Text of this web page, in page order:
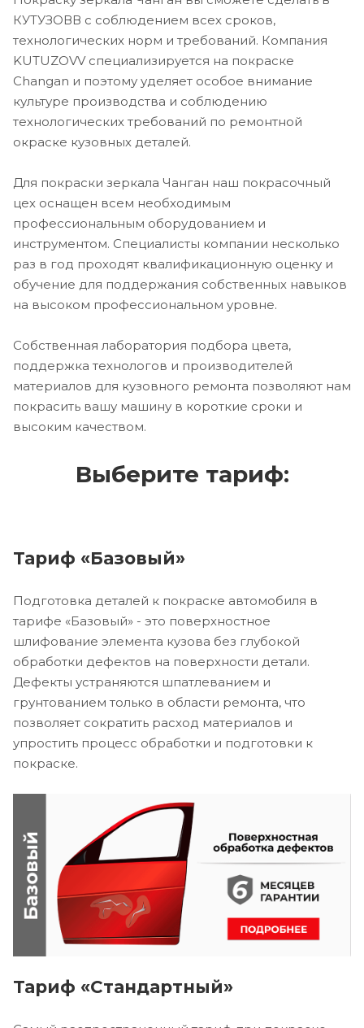
КУТУЗОВВ с соблюдением всех сроков,
технологических норм и требований. Компания
KUTUZOVV специализируется на покраске
Changan и поэтому уделяет особое внимание
культуре производства и соблюдению
технологических требований по ремонтной
окраске кузовных деталей.
Для покраски зеркала Чанган наш покрасочный
цех оснащен всем необходимым
профессиональным оборудованием и
инструментом. Специалисты компании несколько
раз в год проходят квалификационную оценку и
обучение для поддержания собственных навыков
на высоком профессиональном уровне.
Собственная лаборатория подбора цвета,
поддержка технологов и производителей
материалов для кузовного ремонта позволяют нам
покрасить вашу машину в короткие сроки и
высоким качеством.
Выберите тариф:
Тариф «Базовый»
Подготовка деталей к покраске автомобиля в
тарифе «Базовый» - это поверхностное
шлифование элемента кузова без глубокой
обработки дефектов на поверхности детали.
Дефекты устраняются шпатлеванием и
грунтованием только в области ремонта, что
позволяет сократить расход материалов и
упростить процесс обработки и подготовки к
покраске.
Тариф «Стандартный»